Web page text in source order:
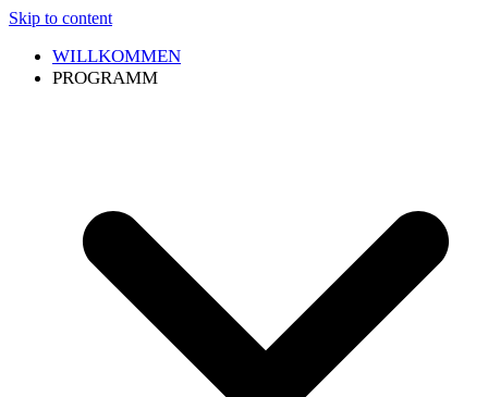
Skip to content
WILLKOMMEN
PROGRAMM